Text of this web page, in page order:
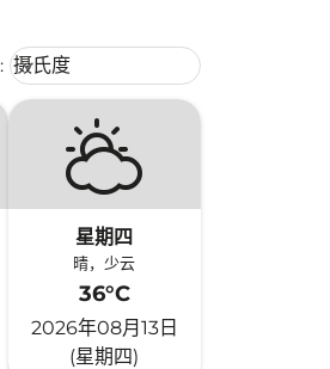
: Weather unit option 摄氏度
摄氏度
keyboard_arrow_down
星期四
晴，少云
36°C
2026年08月13日
(星期四)